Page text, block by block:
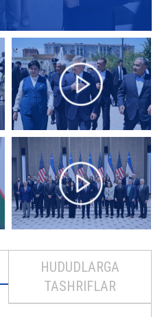
HUDUDLARGA
TASHRIFLAR